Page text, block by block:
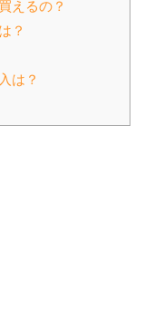
えるの？
？
は？